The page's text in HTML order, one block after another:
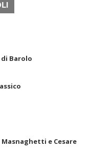
di Barolo
e Cesare